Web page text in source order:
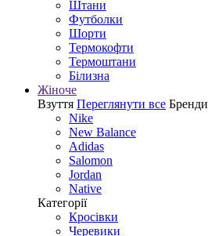
Штани
Футболки
Шорти
Термокофти
Термоштани
Білизна
Жіноче
Взуття Переглянути все Бренди
Nike
New Balance
Adidas
Salomon
Jordan
Native
Категорії
Кросівки
Черевики